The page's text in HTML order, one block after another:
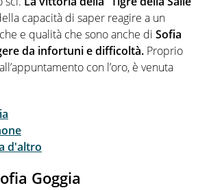
capacità di saper reagire a un
e qualità che sono anche di Sofia
da infortuni e difficoltà. Proprio
con l’oro, è venuta
d'altro
Goggia